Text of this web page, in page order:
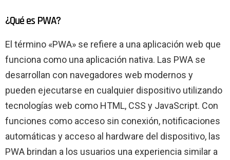
¿Qué es PWA?
El término «PWA» se refiere a una aplicación web que
funciona como una aplicación nativa. Las PWA se
desarrollan con navegadores web modernos y
pueden ejecutarse en cualquier dispositivo utilizando
tecnologías web como HTML, CSS y JavaScript. Con
funciones como acceso sin conexión, notificaciones
automáticas y acceso al hardware del dispositivo, las
PWA brindan a los usuarios una experiencia similar a